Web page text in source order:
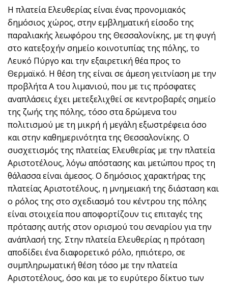
Η πλατεία Ελευθερίας είναι ένας προνομιακός
δημόσιος χώρος, στην εμβληματική είσοδο της
παραλιακής λεωφόρου της Θεσσαλονίκης, με τη φυγή
στο κατεξοχήν σημείο κοινοτυπίας της πόλης, το
Λευκό Πύργο και την εξαιρετική θέα προς το
Θερμαϊκό. Η θέση της είναι σε άμεση γειτνίαση με την
προβλήτα Α του λιμανιού, που με τις πρόσφατες
αναπλάσεις έχει μετεξελιχθεί σε κεντροβαρές σημείο
της ζωής της πόλης, τόσο στα δρώμενα του
πολιτισμού με τη μικρή ή μεγάλη εξωστρέφεια όσο
και στην καθημερινότητα της Θεσσαλονίκης. Ο
συσχετισμός της πλατείας Ελευθερίας με την πλατεία
Αριστοτέλους, λόγω απόστασης και μετώπου προς τη
θάλασσα είναι άμεσος. Ο δημόσιος χαρακτήρας της
πλατείας Αριστοτέλους, η μνημειακή της διάσταση και
ο ρόλος της στο σχεδιασμό του κέντρου της πόλης
είναι στοιχεία που αποφορτίζουν τις επιταγές της
πρότασης αυτής στον ορισμού του σεναρίου για την
ανάπλασή της. Στην πλατεία Ελευθερίας η πρόταση
αποδίδει ένα διαφορετικό ρόλο, ηπιότερο, σε
συμπληρωματική θέση τόσο με την πλατεία
Αριστοτέλους, όσο και με το ευρύτερο δίκτυο των